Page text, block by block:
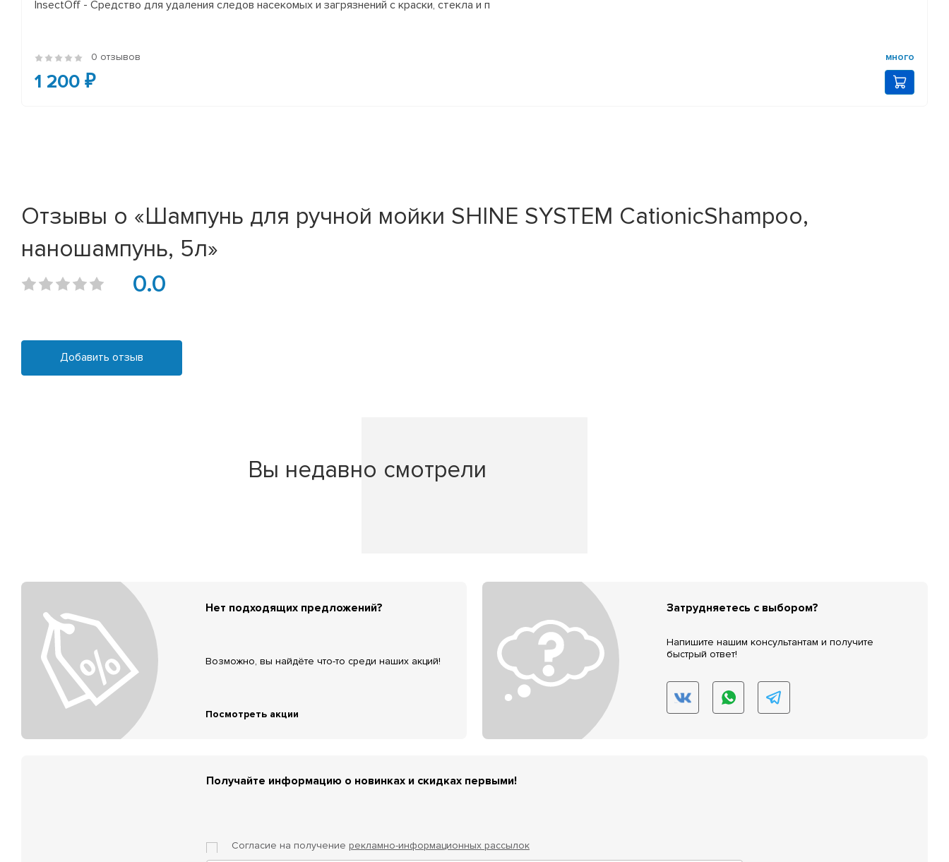
InsectOff - Средство для удаления следов насекомых и загрязнений с краски, стекла и п
0 отзывов много
1 200 ₽
Отзывы о «Шампунь для ручной мойки SHINE SYSTEM CationicShampoo,
наношампунь, 5л»
0.0
Добавить отзыв
Вы недавно смотрели
Нет подходящих предложений?
Возможно, вы найдёте что-то среди наших акций!
Посмотреть акции
Затрудняетесь с выбором?
Напишите нашим консультантам и получите
быстрый ответ!
Получайте информацию о новинках и скидках первыми!
Согласие на получение рекламно-информационных рассылок